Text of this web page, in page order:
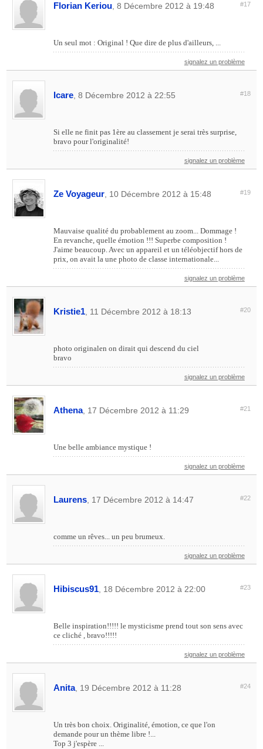
Florian Keriou , 8 Décembre 2012 à 19:48 #17
Un seul mot : Original ! Que dire de plus d'ailleurs, ...
signalez un problème
Icare , 8 Décembre 2012 à 22:55 #18
Si elle ne finit pas 1ère au classement je serai très surprise,
bravo pour l'originalité!
signalez un problème
Ze Voyageur , 10 Décembre 2012 à 15:48 #19
Mauvaise qualité du probablement au zoom... Dommage !
En revanche, quelle émotion !!! Superbe composition !
J'aime beaucoup. Avec un appareil et un téléobjectif hors de
prix, on avait la une photo de classe internationale...
signalez un problème
Kristie1 , 11 Décembre 2012 à 18:13 #20
photo originalen on dirait qui descend du ciel
bravo
signalez un problème
Athena, 17 Décembre 2012 à 11:29 #21
Une belle ambiance mystique !
signalez un problème
Laurens , 17 Décembre 2012 à 14:47 #22
comme un rêves... un peu brumeux.
signalez un problème
Hibiscus91 , 18 Décembre 2012 à 22:00 #23
Belle inspiration!!!!! le mysticisme prend tout son sens avec
ce cliché , bravo!!!!!
signalez un problème
Anita, 19 Décembre 2012 à 11:28 #24
Un très bon choix. Originalité, émotion, ce que l'on
demande pour un thème libre !...
Top 3 j'espère ...